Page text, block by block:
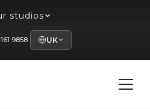
studios
9858 UK